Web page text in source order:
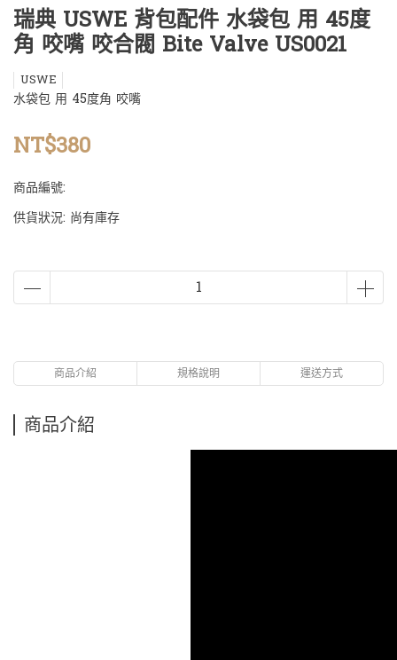
瑞典 USWE 背包配件 水袋包 用 45度
角 咬嘴 咬合閥 Bite Valve US0021
USWE
水袋包 用 45度角 咬嘴
NT$380
商品編號:
供貨狀況: 尚有庫存
商品介紹 規格說明 運送方式
商品介紹